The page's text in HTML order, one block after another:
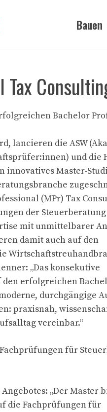
Bauen
Tax
Bachelor
lancieren die ASW
und die
innovatives Master-
(MPr) Tax
der
mit unmittelbarer
damit auch auf den
„Das konsekutive
erfolgreichen
durchgängige
praxisnah,
vereinbar.“
für
„Der Master
die Fachprüfungen für